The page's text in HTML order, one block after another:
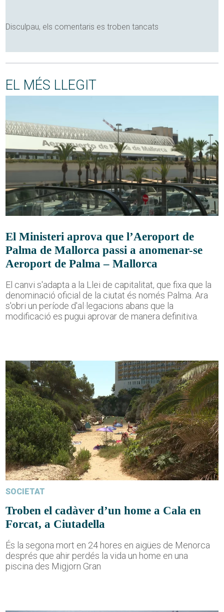
Disculpau, els comentaris es troben tancats
EL MÉS LLEGIT
El Ministeri aprova que l’Aeroport de
Palma de Mallorca passi a anomenar-se
Aeroport de Palma – Mallorca
El canvi s'adapta a la Llei de capitalitat, que fixa que la
denominació oficial de la ciutat és només Palma. Ara
s'obri un període d'al·legacions abans que la
modificació es pugui aprovar de manera definitiva.
SOCIETAT
Troben el cadàver d’un home a Cala en
Forcat, a Ciutadella
És la segona mort en 24 hores en aigües de Menorca
després que ahir perdés la vida un home en una
piscina des Migjorn Gran